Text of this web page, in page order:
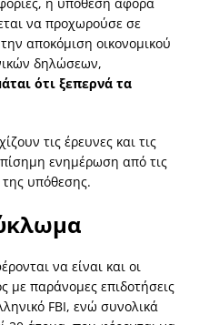
να προχωρούσε σε
αποκόμιση οικονομικού
δηλώσεων,
ότι ξεπερνά τα
τις έρευνες και τις
ενημέρωση από τις
υπόθεσης.
να είναι και οι
με παράνομες επιδοτήσεις
FBI, ενώ συνολικά